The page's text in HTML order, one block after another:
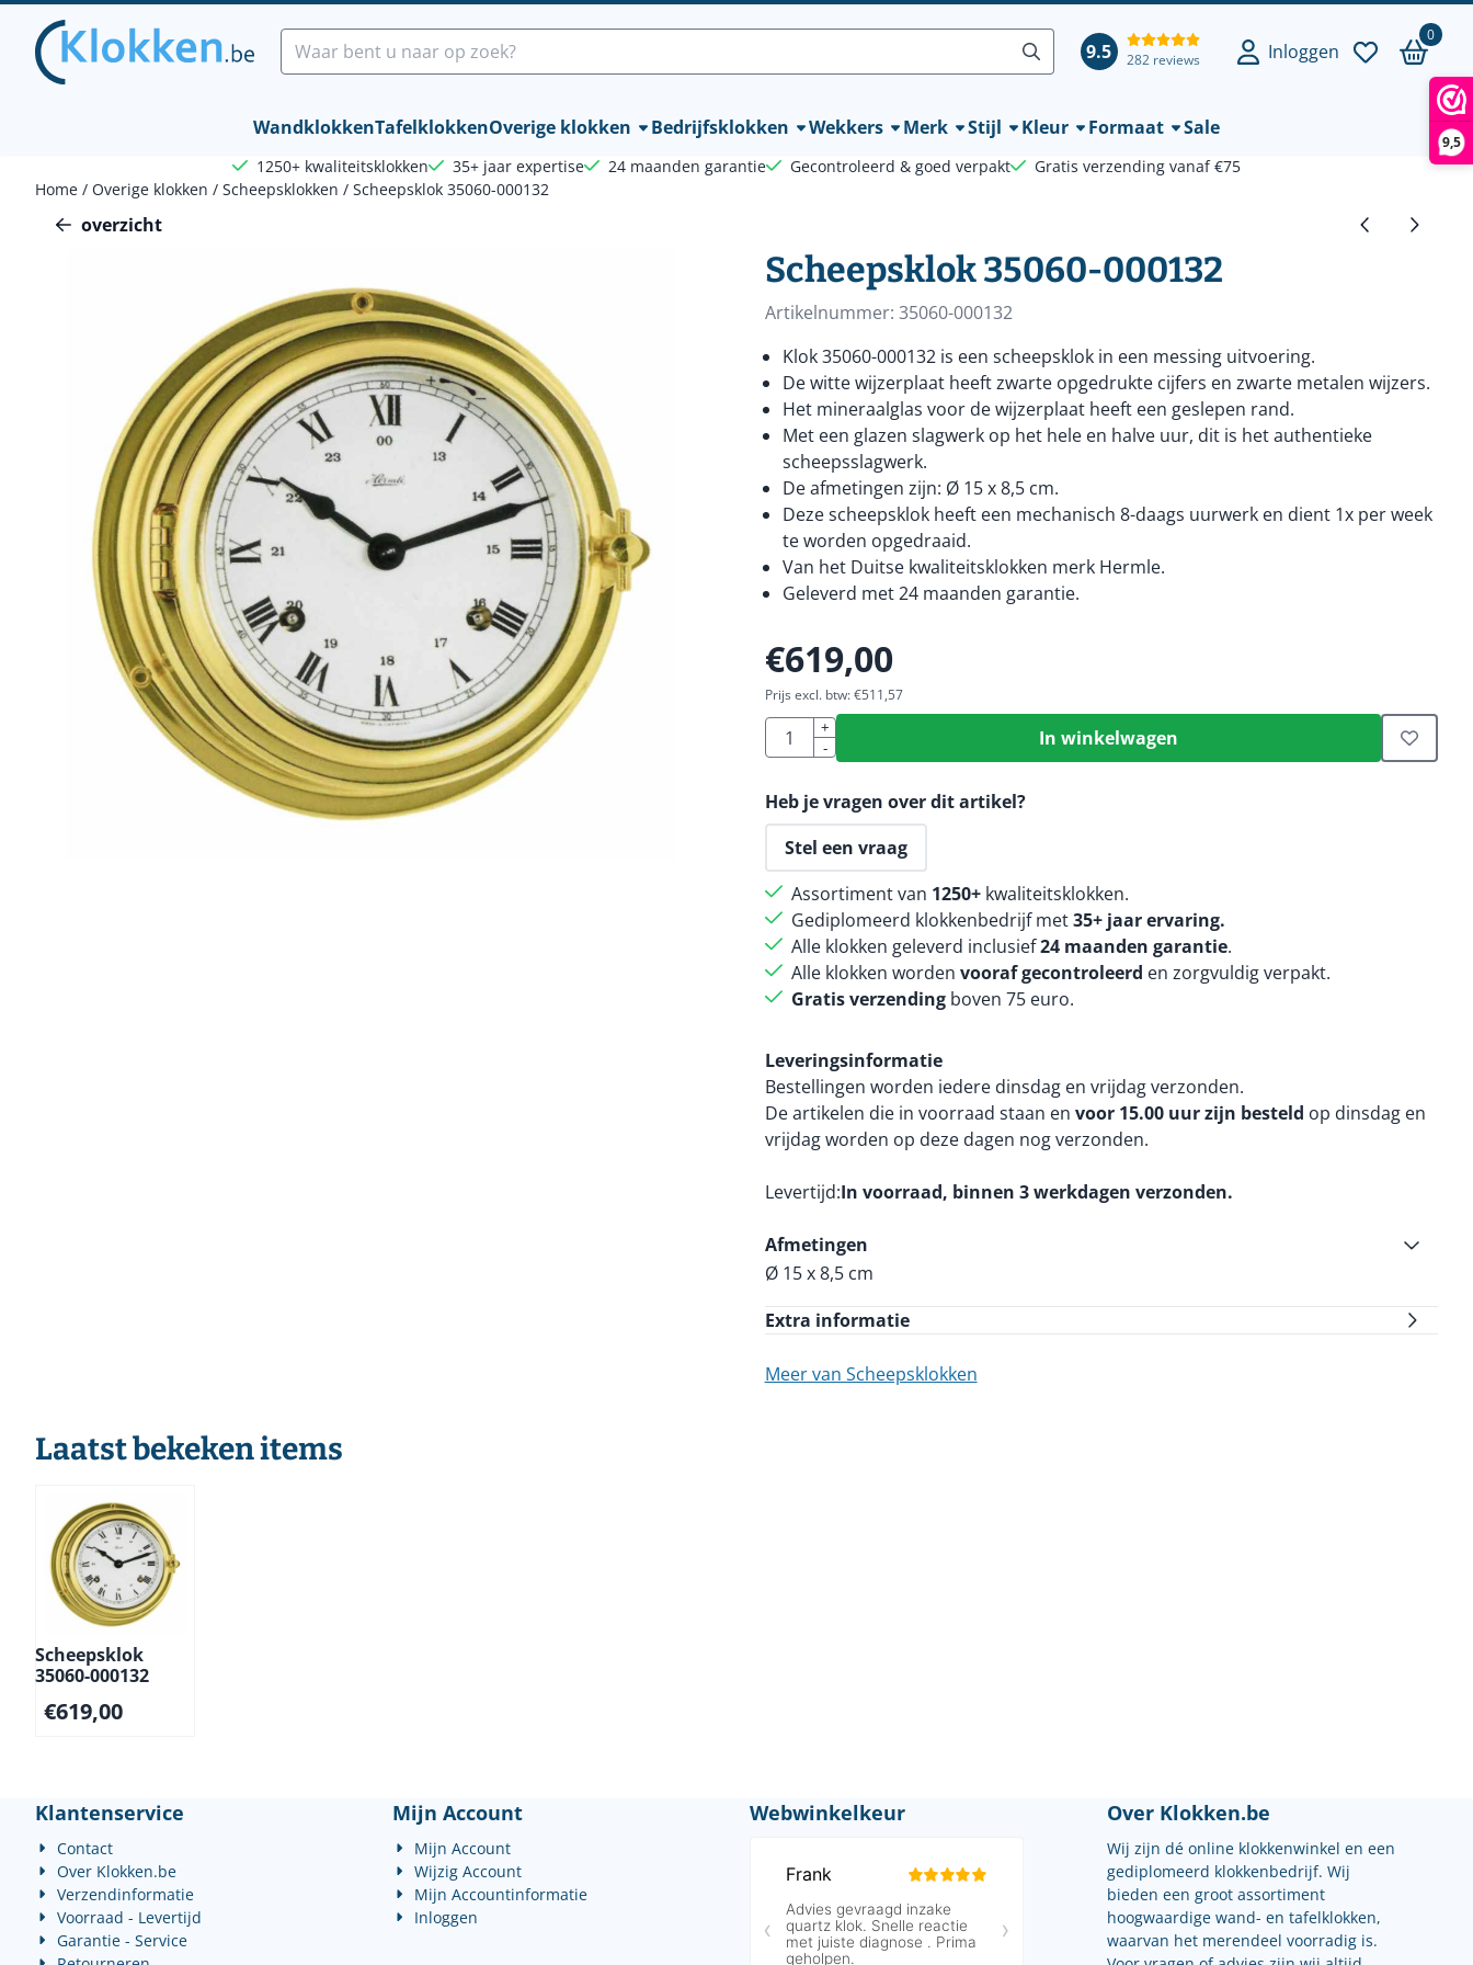
9,5
Cookievoorkeuren zijn beschikbaar. Kies instellingen of sta alle cookies toe.
Zoeken
9.5 282 reviews Inloggen
0
WandklokkenTafelklokkenOverige klokken Bedrijfsklokken Wekkers Merk Stijl Kleur Formaat Sale
1250+ kwaliteitsklokken 35+ jaar expertise 24 maanden garantie Gecontroleerd & goed verpakt
Gratis verzending vanaf €75
Home / Overige klokken / Scheepsklokken / Scheepsklok 35060-000132
overzicht
Scheepsklok 35060-000132
Artikelnummer: 35060-000132
Klok 35060-000132 is een scheepsklok in een messing uitvoering.
De witte wijzerplaat heeft zwarte opgedrukte cijfers en zwarte metalen wijzers.
Het mineraalglas voor de wijzerplaat heeft een geslepen rand.
Met een glazen slagwerk op het hele en halve uur, dit is het authentieke
scheepsslagwerk.
De afmetingen zijn: Ø 15 x 8,5 cm.
Deze scheepsklok heeft een mechanisch 8-daags uurwerk en dient 1x per week
te worden opgedraaid.
Van het Duitse kwaliteitsklokken merk Hermle.
Geleverd met 24 maanden garantie.
€619,00
Prijs excl. btw: €511,57
Aantal
+
-
In winkelwagen
Heb je vragen over dit artikel?
Stel een vraag
Assortiment van 1250+kwaliteitsklokken.
Gediplomeerd klokkenbedrijf met35+ jaar ervaring.
Alle klokken geleverd inclusief24 maanden garantie.
Alle klokken worden vooraf gecontroleerd en zorgvuldig verpakt.
Gratis verzendingboven 75 euro.
Leveringsinformatie
Bestellingen worden iedere dinsdag en vrijdag verzonden.
De artikelen die in voorraad staan en voor 15.00 uur zijn besteld op dinsdag en
vrijdag worden op deze dagen nog verzonden.
Levertijd In voorraad, binnen 3 werkdagen verzonden.
Afmetingen
Ø 15 x 8,5 cm
Extra informatie
Meer van Scheepsklokken
Laatst bekeken items
Scheepsklok
35060-000132
€619,00
Klantenservice
Contact
Over Klokken.be
Verzendinformatie
Voorraad - Levertijd
Garantie - Service
Mijn Account
Mijn Account
Wijzig Account
Mijn Accountinformatie
Inloggen
Webwinkelkeur Over Klokken.be
Wij zijn dé online klokkenwinkel en een
gediplomeerd klokkenbedrijf. Wij
bieden een groot assortiment
hoogwaardige wand- en tafelklokken,
waarvan het merendeel voorradig is.